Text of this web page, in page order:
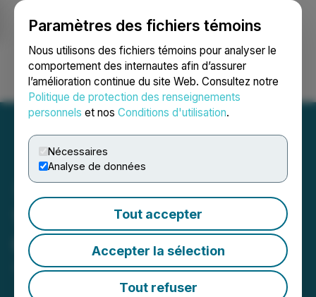
Paramètres des fichiers témoins
Nous utilisons des fichiers témoins pour analyser le
comportement des internautes afin d’assurer
l’amélioration continue du site Web. Consultez notre
Politique de protection des renseignements
personnels et nos Conditions d'utilisation.
Nécessaires
Analyse de données
Tout accepter
Accepter la sélection
Tout refuser
Ouvrir une session Recherche English
1CM Announces CFO
Change
January 07, 2026 5:21 PM EST | Source:1CM Inc.